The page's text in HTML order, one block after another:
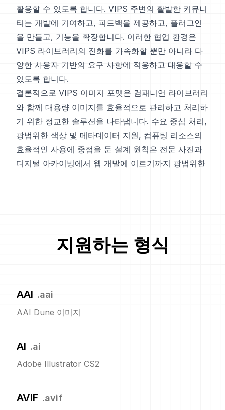
활용할 수 있도록 합니다. VIPS 주변의 활발한 커뮤니
티는 개발에 기여하고, 피드백을 제공하고, 플러그인
을 만들고, 기능을 확장합니다. 이러한 협업 환경은
VIPS 라이브러리의 진화를 가속화할 뿐만 아니라 다
양한 사용자 기반의 요구 사항에 적응하고 대응할 수
있도록 합니다.
결론적으로 VIPS 이미지 포맷은 컴패니언 라이브러리
와 함께 대용량 이미지를 효율적으로 관리하고 처리하
기 위한 정교한 솔루션을 나타냅니다. 수요 중심 처리,
광범위한 색상 및 메타데이터 지원, 컴퓨팅 리소스의
효율적인 사용에 중점을 둔 설계 원칙은 전문 사진과
디지털 아카이빙에서 웹 개발에 이르기까지 광범위한
지원하는 형식
AAI .aai
AAI Dune 이미지
AI .ai
Adobe Illustrator CS2
AVIF .avif